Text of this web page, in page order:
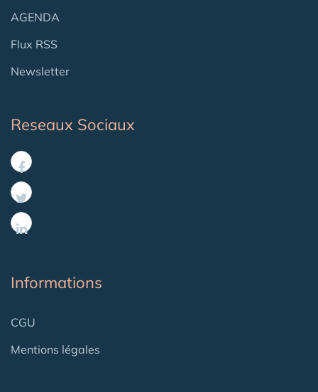
AGENDA
Flux RSS
Newsletter
Reseaux Sociaux
Informations
CGU
Mentions légales